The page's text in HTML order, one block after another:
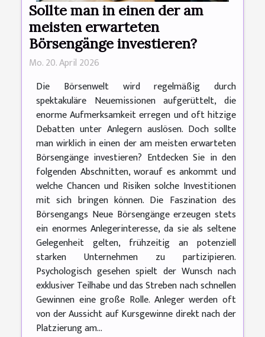
Sollte man in einen der am
meisten erwarteten
Börsengänge investieren?
Mo. 20. April 2026
Die Börsenwelt wird regelmäßig durch
spektakuläre Neuemissionen aufgerüttelt, die
enorme Aufmerksamkeit erregen und oft hitzige
Debatten unter Anlegern auslösen. Doch sollte
man wirklich in einen der am meisten erwarteten
Börsengänge investieren? Entdecken Sie in den
folgenden Abschnitten, worauf es ankommt und
welche Chancen und Risiken solche Investitionen
mit sich bringen können. Die Faszination des
Börsengangs Neue Börsengänge erzeugen stets
ein enormes Anlegerinteresse, da sie als seltene
Gelegenheit gelten, frühzeitig an potenziell
starken Unternehmen zu partizipieren.
Psychologisch gesehen spielt der Wunsch nach
exklusiver Teilhabe und das Streben nach schnellen
Gewinnen eine große Rolle. Anleger werden oft
von der Aussicht auf Kursgewinne direkt nach der
Platzierung am...